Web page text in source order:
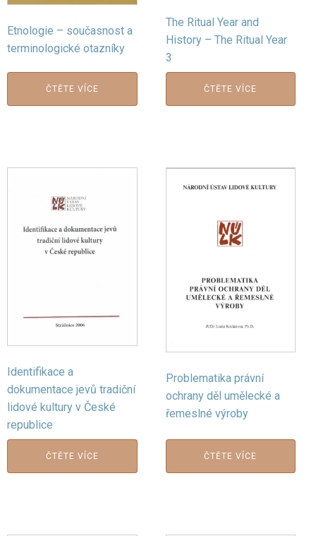
Etnologie – současnost a
terminologické otazníky
ČTĚTE VÍCE
The Ritual Year and
History – The Ritual Year
3
ČTĚTE VÍCE
Identifikace a
dokumentace jevů tradiční
lidové kultury v České
republice
ČTĚTE VÍCE
Problematika právní
ochrany děl umělecké a
řemeslné výroby
ČTĚTE VÍCE